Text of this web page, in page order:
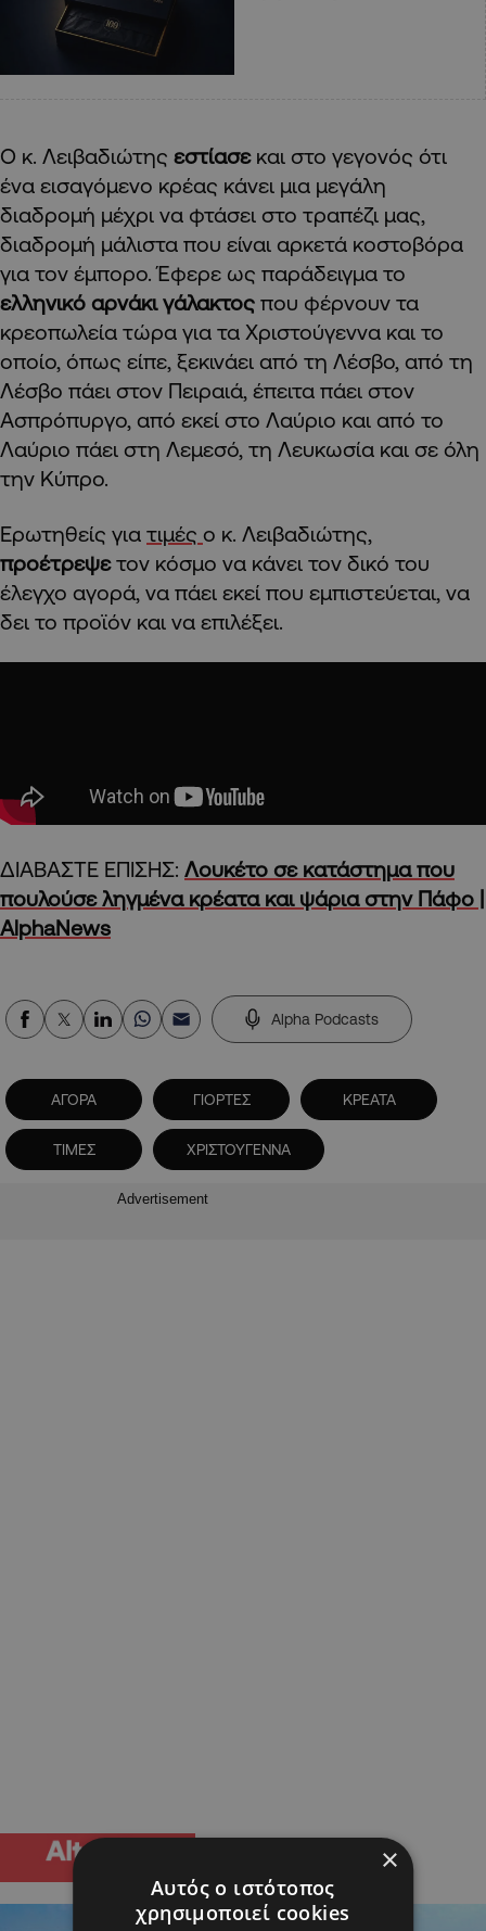
Ο κ. Λειβαδιώτης εστίασε και στο γεγονός ότι
ένα εισαγόμενο κρέας κάνει μια μεγάλη
διαδρομή μέχρι να φτάσει στο τραπέζι μας,
διαδρομή μάλιστα που είναι αρκετά κοστοβόρα
για τον έμπορο. Έφερε ως παράδειγμα το
ελληνικό αρνάκι γάλακτος που φέρνουν τα
κρεοπωλεία τώρα για τα Χριστούγεννα και το
οποίο, όπως είπε, ξεκινάει από τη Λέσβο, από τη
Λέσβο πάει στον Πειραιά, έπειτα πάει στον
Ασπρόπυργο, από εκεί στο Λαύριο και από το
Λαύριο πάει στη Λεμεσό, τη Λευκωσία και σε όλη
την Κύπρο.
Ερωτηθείς για τιμές ο κ. Λειβαδιώτης,
προέτρεψετον κόσμο να κάνει τον δικό του
έλεγχο αγορά, να πάει εκεί που εμπιστεύεται, να
δει το προϊόν και να επιλέξει.
ΔΙΑΒΑΣΤΕ ΕΠΙΣΗΣ: Λουκέτο σε κατάστημα που
πουλούσε ληγμένα κρέατα και ψάρια στην Πάφο |
AlphaNews
Alpha Podcasts
ΑΓΟΡΑ ΓΙΟΡΤΕΣ ΚΡΕΑΤΑ
ΤΙΜΕΣ ΧΡΙΣΤΟΥΓΕΝΝΑ
Advertisement
×
Αυτός ο ιστότοπος
χρησιμοποιεί cookies